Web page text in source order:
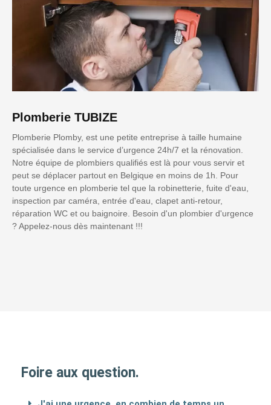
Plomberie TUBIZE
Plomberie Plomby, est une petite entreprise à taille humaine
spécialisée dans le service d’urgence 24h/7 et la rénovation.
Notre équipe de plombiers qualifiés est là pour vous servir et
peut se déplacer partout en Belgique en moins de 1h. Pour
toute urgence en plomberie tel que la robinetterie, fuite d'eau,
inspection par caméra, entrée d'eau, clapet anti-retour,
réparation WC et ou baignoire. Besoin d'un plombier d'urgence
? Appelez-nous dès maintenant !!!
Foire aux question.